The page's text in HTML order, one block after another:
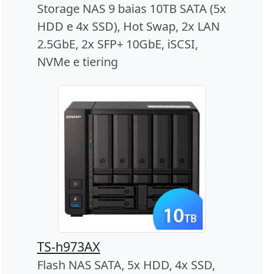
Storage NAS 9 baias 10TB SATA (5x
HDD e 4x SSD), Hot Swap, 2x LAN
2.5GbE, 2x SFP+ 10GbE, iSCSI,
NVMe e tiering
TS-h973AX
Flash NAS SATA, 5x HDD, 4x SSD,